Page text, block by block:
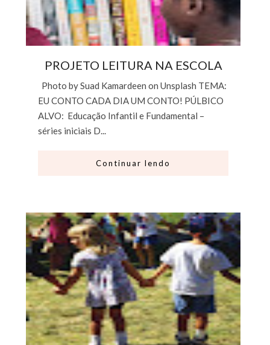
PROJETO LEITURA NA ESCOLA
Photo by Suad Kamardeen on Unsplash TEMA:
EU CONTO CADA DIA UM CONTO! PÚLBICO
ALVO: Educação Infantil e Fundamental –
séries iniciais D...
Continuar lendo